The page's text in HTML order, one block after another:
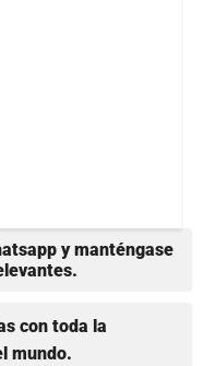
y manténgase
con toda la
mundo.